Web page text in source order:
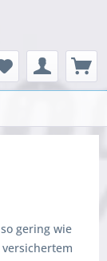
gering wie